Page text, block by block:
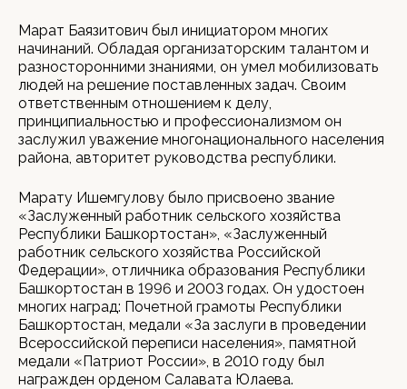
Марат Баязитович был инициатором многих
начинаний. Обладая организаторским талантом и
разносторонними знаниями, он умел мобилизовать
людей на решение поставленных задач. Своим
ответственным отношением к делу,
принципиальностью и профессионализмом он
заслужил уважение многонационального населения
района, авторитет руководства республики.
Марату Ишемгулову было присвоено звание
«Заслуженный работник сельского хозяйства
Республики Башкортостан», «Заслуженный
работник сельского хозяйства Российской
Федерации», отличника образования Республики
Башкортостан в 1996 и 2003 годах. Он удостоен
многих наград: Почетной грамоты Республики
Башкортостан, медали «За заслуги в проведении
Всероссийской переписи населения», памятной
медали «Патриот России», в 2010 году был
награжден орденом Салавата Юлаева.